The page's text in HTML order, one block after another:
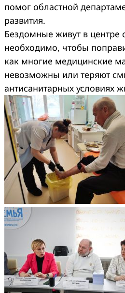
помог областной
развития.
Бездомные живут в центре
необходимо, чтобы
как многие медицинские
невозможны или теряют
антисанитарных условиях